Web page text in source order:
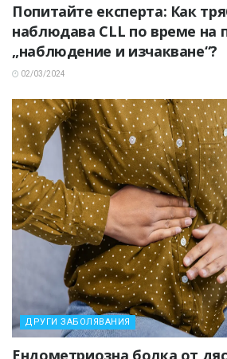
Попитайте експерта: Как
наблюдава CLL по време на
„наблюдение и изчакване“?
02/03/2024
ДРУГИ ЗАБОЛЯВАНИЯ
Ендометриозна болка от